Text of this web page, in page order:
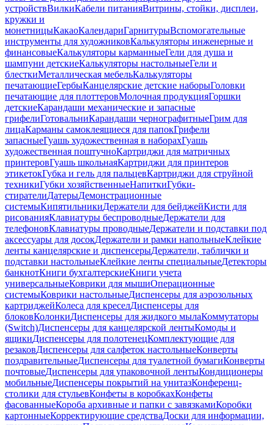
устройствВилкиКабели питанияВитрины, стойки, дисплеи,
кружки и
монетницыКакаоКалендариГарнитурыВспомогательные
инструменты для художниковКалькуляторы инженерные и
финансовыеКалькуляторы карманныеГели для душа и
шампуни детскиеКалькуляторы настольныеГели и
блесткиМеталлическая мебельКалькуляторы
печатающиеГербыКанцелярские детские наборыГоловки
печатающие для плоттеровМолочная продукцияГоршки
детскиеКарандаши механические и запасные
грифелиГотовальниКарандаши чернографитныеГрим для
лицаКарманы самоклеящиеся для папокГрифели
запасныеГуашь художественная в наборахГуашь
художественная поштучноКартриджи для матричных
принтеровГуашь школьнаяКартриджи для принтеров
этикетокГубка и гель для пальцевКартриджи для струйной
техникиГубки хозяйственныеНапиткиГубки-
стирателиДатерыДемонстрационные
системыКипятильникиДержатели для бейджейКисти для
рисованияКлавиатуры беспроводныеДержатели для
телефоновКлавиатуры проводныеДержатели и подставки под
аксессуары для досокДержатели и рамки напольныеКлейкие
ленты канцелярские и диспенсерыДержатели, таблички и
подставки настольныеКлейкие ленты специальныеДетекторы
банкнотКниги бухгалтерскиеКниги учета
универсальныеКоврики для мышиОперационные
системыКоврики настольныеДиспенсеры для аэрозольных
картриджейКолеса для креселДиспенсеры для
блоковКолонкиДиспенсеры для жидкого мылаКоммутаторы
(Switch)Диспенсеры для канцелярской лентыКомоды и
ящикиДиспенсеры для полотенецКомплектующие для
резаковДиспенсеры для салфеток настольныеКонверты
поздравительныеДиспенсеры для туалетной бумагиКонверты
почтовыеДиспенсеры для упаковочной лентыКондиционеры
мобильныеДиспенсеры покрытий на унитазКонференц-
столики для стульевКонфеты в коробкахКонфеты
фасованныеКороба архивные и папки с завязкамиКоробки
картонныеКорректирующие средстваДоски для информации,